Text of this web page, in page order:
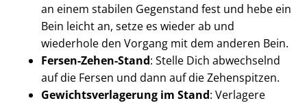
an einem stabilen Gegenstand fest und hebe ein
Bein leicht an, setze es wieder ab und
wiederhole den Vorgang mit dem anderen Bein.
Fersen-Zehen-Stand: Stelle Dich abwechselnd
auf die Fersen und dann auf die Zehenspitzen.
Gewichtsverlagerung im Stand: Verlagere